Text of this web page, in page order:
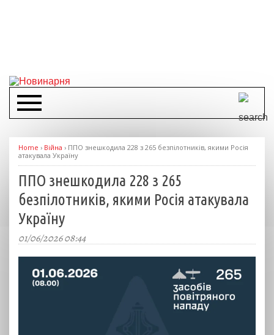
Home › Війна › ППО знешкодила 228 з 265 безпілотників, якими Росія
атакувала Україну
ППО знешкодила 228 з 265
безпілотників, якими Росія атакувала
Україну
01/06/2026 08:44